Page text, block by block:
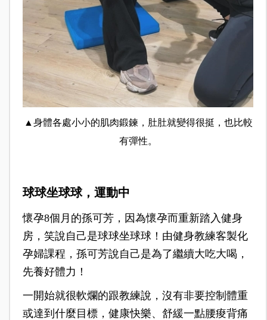
▲身體各處小小的肌肉鍛鍊，肚肚就變得很挺，也比較
有彈性。
球球坐球球，運動中
懷孕8個月的孫可芳，因為懷孕而重新踏入健身
房，笑說自己是球球坐球球！由健身教練客製化
孕婦課程，孫可芳說自己是為了繼續大吃大喝，
先養好體力！
一開始就很軟爛的跟教練說，沒有非要控制體重
或達到什麼目標，健康快樂、舒緩一點腰痠背痛